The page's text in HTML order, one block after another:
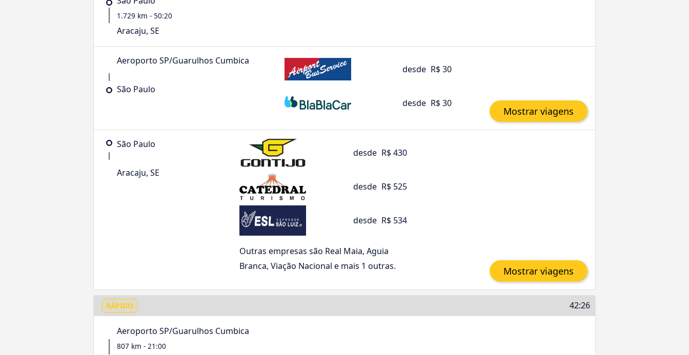
1.729 km - 50:20
Aracaju, SE
Aeroporto SP/Guarulhos Cumbica
São Paulo
desde R$ 30
desde R$ 30
Mostrar viagens
São Paulo
Aracaju, SE
desde R$ 430
desde R$ 525
desde R$ 534
Outras empresas são Real Maia, Aguia
Branca, Viação Nacional e mais 1 outras.
Mostrar viagens
RÁPIDO 42:26
Aeroporto SP/Guarulhos Cumbica
807 km - 21:00